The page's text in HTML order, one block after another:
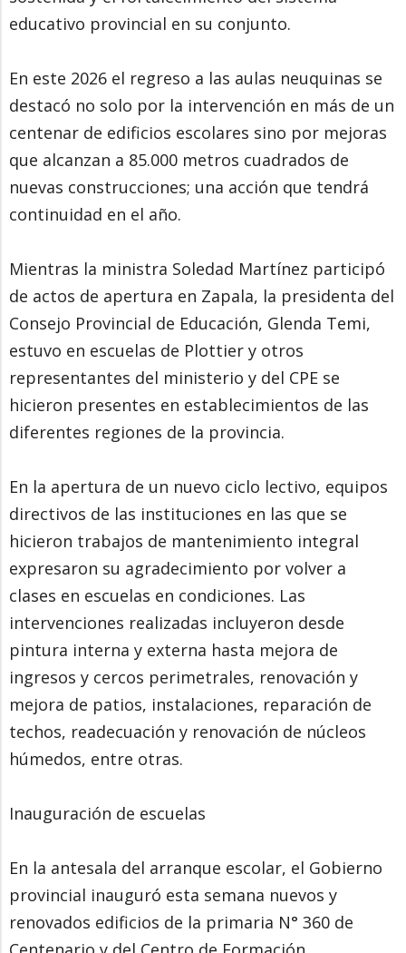
educativo provincial en su conjunto.
En este 2026 el regreso a las aulas neuquinas se
destacó no solo por la intervención en más de un
centenar de edificios escolares sino por mejoras
que alcanzan a 85.000 metros cuadrados de
nuevas construcciones; una acción que tendrá
continuidad en el año.
Mientras la ministra Soledad Martínez participó
de actos de apertura en Zapala, la presidenta del
Consejo Provincial de Educación, Glenda Temi,
estuvo en escuelas de Plottier y otros
representantes del ministerio y del CPE se
hicieron presentes en establecimientos de las
diferentes regiones de la provincia.
En la apertura de un nuevo ciclo lectivo, equipos
directivos de las instituciones en las que se
hicieron trabajos de mantenimiento integral
expresaron su agradecimiento por volver a
clases en escuelas en condiciones. Las
intervenciones realizadas incluyeron desde
pintura interna y externa hasta mejora de
ingresos y cercos perimetrales, renovación y
mejora de patios, instalaciones, reparación de
techos, readecuación y renovación de núcleos
húmedos, entre otras.
Inauguración de escuelas
En la antesala del arranque escolar, el Gobierno
provincial inauguró esta semana nuevos y
renovados edificios de la primaria N° 360 de